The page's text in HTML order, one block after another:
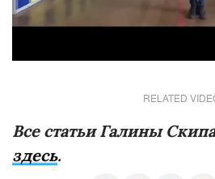
RELATED
Все статьи Галины
здесь.